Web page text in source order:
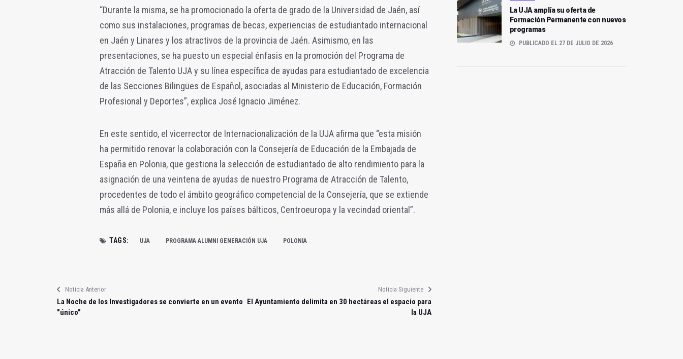
“Durante la misma, se ha promocionado la oferta de grado de la Universidad de Jaén, así
como sus instalaciones, programas de becas, experiencias de estudiantado internacional
en Jaén y Linares y los atractivos de la provincia de Jaén. Asimismo, en las
presentaciones, se ha puesto un especial énfasis en la promoción del Programa de
Atracción de Talento UJA y su línea específica de ayudas para estudiantado de excelencia
de las Secciones Bilingües de Español, asociadas al Ministerio de Educación, Formación
Profesional y Deportes”, explica José Ignacio Jiménez.
En este sentido, el vicerrector de Internacionalización de la UJA afirma que “esta misión
ha permitido renovar la colaboración con la Consejería de Educación de la Embajada de
España en Polonia, que gestiona la selección de estudiantado de alto rendimiento para la
asignación de una veintena de ayudas de nuestro Programa de Atracción de Talento,
procedentes de todo el ámbito geográfico competencial de la Consejería, que se extiende
más allá de Polonia, e incluye los países bálticos, Centroeuropa y la vecindad oriental”.
TAGS: UJA PROGRAMA ALUMNI GENERACIÓN UJA POLONIA
Noticia Anterior
La Noche de los Investigadores se convierte en un evento
"único"
Noticia Siguiente
El Ayuntamiento delimita en 30 hectáreas el espacio para
la UJA
La UJA amplía su oferta de
Formación Permanente con nuevos
programas
PUBLICADO EL 27 DE JULIO DE 2026